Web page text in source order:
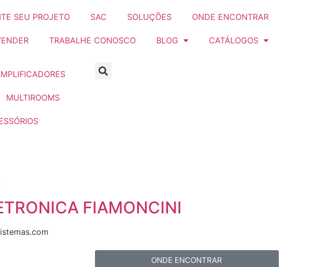
SEU PROJETO SAC SOLUÇÕES ONDE ENCONTRAR
TRABALHE CONOSCO BLOG CATÁLOGOS
MULTIROOMS
FIAMONCINI
ONDE ENCONTRAR